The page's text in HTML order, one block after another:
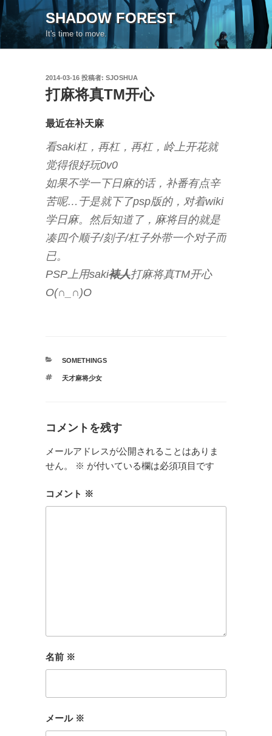
コ
ン
テ
ン
SHADOW FOREST
It's time to move.
投
稿
日:
2014-03-16投稿者: SJOSHUA
打麻将真TM开心
最近在补天麻
看saki杠，再杠，再杠，岭上开花就
觉得很好玩0v0
如果不学一下日麻的话，补番有点辛
苦呢…于是就下了psp版的，对着wiki
学日麻。然后知道了，麻将目的就是
凑四个顺子/刻子/杠子外带一个对子而
已。
PSP上用saki裱人打麻将真TM开心
O(∩_∩)O
カ
ゴ
SOMETHINGS
タ
天才麻将少女
コメントを残す
メールアドレスが公開されることはありま
せん。
※ が付いている欄は必須項目です
コメント ※
名前 ※
メール ※